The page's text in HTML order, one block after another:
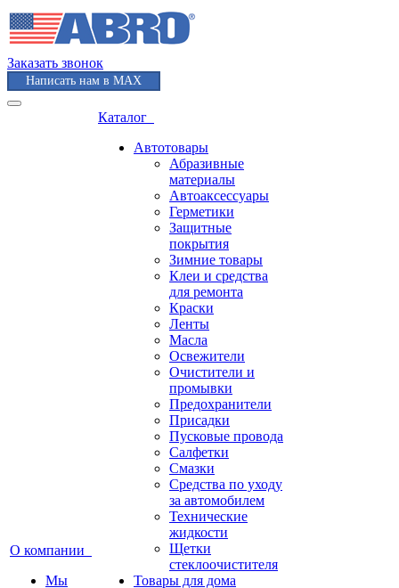
Заказать звонок
Написать нам в MAX
О компании
Мы
Каталог
Автотовары
Абразивные
материалы
Автоаксессуары
Герметики
Защитные
покрытия
Зимние товары
Клеи и средства
для ремонта
Краски
Ленты
Масла
Освежители
Очистители и
промывки
Предохранители
Присадки
Пусковые провода
Салфетки
Смазки
Средства по уходу
за автомобилем
Технические
жидкости
Щетки
стеклоочистителя
Товары для дома